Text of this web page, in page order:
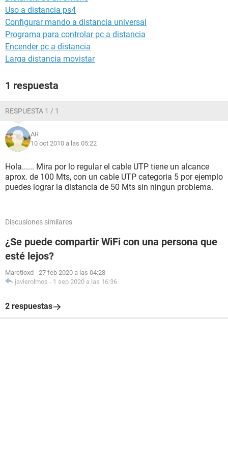
Uso a distancia ps4
Configurar mando a distancia universal
Programa para controlar pc a distancia
Encender pc a distancia
Larga distancia movistar
1 respuesta
RESPUESTA 1 / 1
AR
10 oct 2010 a las 05:22
Hola...... Mira por lo regular el cable UTP tiene un alcance
aprox. de 100 Mts, con un cable UTP categoria 5 por ejemplo
puedes lograr la distancia de 50 Mts sin ningun problema.
Discusiones similares
¿Se puede compartir WiFi con una persona que
esté lejos?
Maretioxd - 27 feb 2020 a las 04:28
javierolmos - 1 sep 2020 a las 16:36
2 respuestas